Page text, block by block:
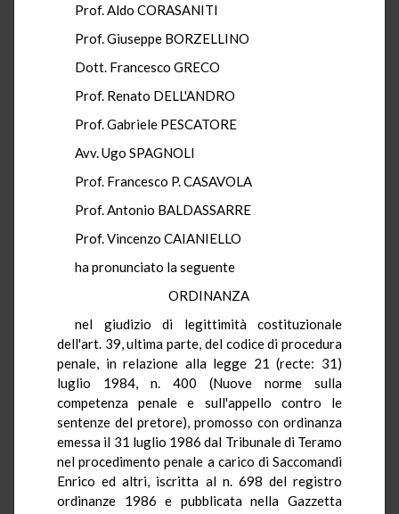
Prof. Aldo CORASANITI
Prof. Giuseppe BORZELLINO
Dott. Francesco GRECO
Prof. Renato DELL'ANDRO
Prof. Gabriele PESCATORE
Avv. Ugo SPAGNOLI
Prof. Francesco P. CASAVOLA
Prof. Antonio BALDASSARRE
Prof. Vincenzo CAIANIELLO
ha pronunciato la seguente
ORDINANZA
nel giudizio di legittimità costituzionale
dell'art. 39, ultima parte, del codice di procedura
penale, in relazione alla legge 21 (recte: 31)
luglio 1984, n. 400 (Nuove norme sulla
competenza penale e sull'appello contro le
sentenze del pretore), promosso con ordinanza
emessa il 31 luglio 1986 dal Tribunale di Teramo
nel procedimento penale a carico di Saccomandi
Enrico ed altri, iscritta al n. 698 del registro
ordinanze 1986 e pubblicata nella Gazzetta